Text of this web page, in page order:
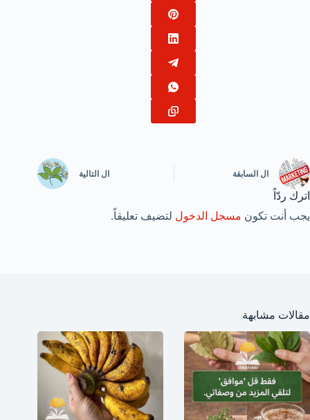
ال السابقة ال التالية
اترك ردّاً
يجب أنت تكون مسجل الدخول لتضيف تعليقاً.
مقالات مشابهة